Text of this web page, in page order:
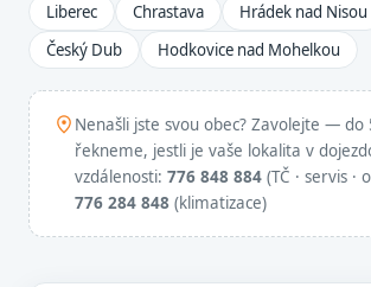
Liberec Chrastava Hrádek nad Nisou
Český Dub
Hodkovice nad Mohelkou
Nenašli jste svou obec? Zavolejte —
řekneme, jestli je vaše lokalita v
vzdálenosti: 776 848 884 (TČ · servis ·
776 284 848 (klimatizace)